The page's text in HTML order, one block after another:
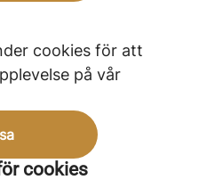
cookies för att
på vår
cookies